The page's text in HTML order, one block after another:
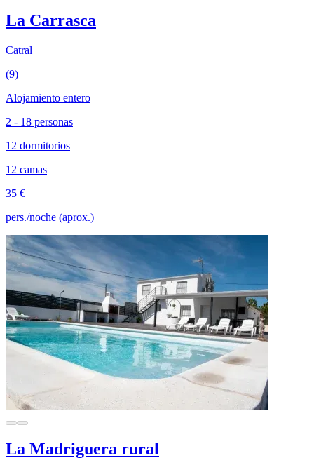
La Carrasca
Catral
(9)
Alojamiento entero
2 - 18 personas
12 dormitorios
12 camas
35 €
pers./noche (aprox.)
La Madriguera rural